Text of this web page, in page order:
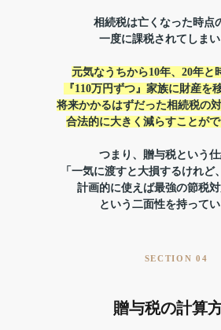
相続税は亡くなった時点
一度に課税されてしまい
元気なうちから10年、20年と
『110万円ずつ』家族に財産を
将来かかるはずだった相続税の
合法的に大きく減らすことがで
つまり、贈与税という
「一気に渡すと大損するけれど、
計画的に使えば最強の節税対
という二面性を持ってい
SECTION 04
贈与税の計算